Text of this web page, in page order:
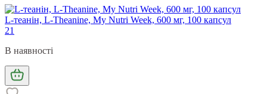
L-теанін, L-Theanine, My Nutri Week, 600 мг, 100 капсул
21
В наявності